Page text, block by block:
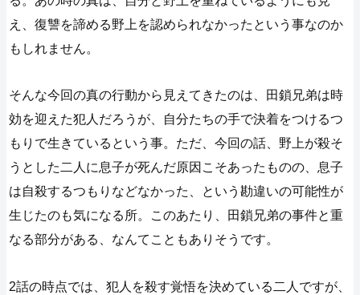
え、復讐を諦める野上を認められなかったという事なのか
もしれません。
そんな今回の真の行動から見えてきたのは、田鎖兄弟は時
効を迎えた犯人だろうが、自分たちの手で決着をつけるつ
もりで生きているという事。ただ、今回の話、野上が殺そ
うとした二人に息子が死んだ原因こそあったものの、息子
は自殺するつもりなどなかった、という勘違いの可能性が
生じたのも気になる所。このあたり、田鎖兄弟の事件と重
なる部分がある、なんてこともありそうです。
2話の時点では、犯人を殺す覚悟を決めている二人ですが、